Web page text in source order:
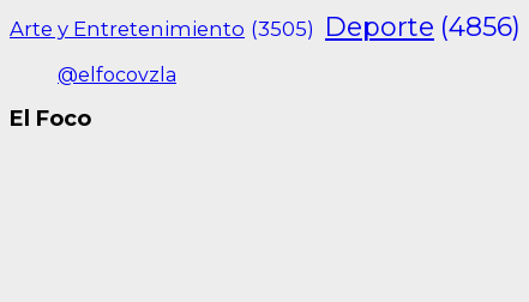
Arte y Entretenimiento (3505) Deporte (4856)
@elfocovzla
El Foco